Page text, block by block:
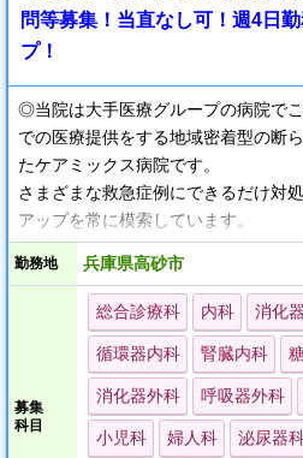
問等募集！当直なし可！週4日
プ！
◎当院は大手医療グループの病院で
での医療提供をする地域密着型の断
たケアミックス病院です。
さまざまな救急症例にできるだけ対
アップを常に模索しています。
カンファレンスも非常勤医師も含め
ホームな雰囲気が持ち味です。
お子様の教育にも適している地域で
わせた色々なご希望にも対応できる
◎福利厚生は充実しており、給与は
になります。
◎JR線曽根駅から5～6分程度、姫路
勤務地 兵庫県高砂市
募集
科目
総合診療科 内科 消化
循環器内科 腎臓内科
消化器外科 呼吸器外科
小児科 婦人科 泌尿器